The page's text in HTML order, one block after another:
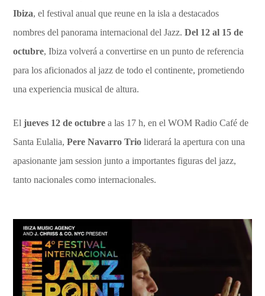
Ibiza, el festival anual que reune en la isla a destacados
nombres del panorama internacional del Jazz.Del 12 al 15 de
octubre, Ibiza volverá a convertirse en un punto de referencia
para los aficionados al jazz de todo el continente, prometiendo
una experiencia musical de altura.
Eljueves 12 de octubre a las 17 h, en el WOM Radio Café de
Santa Eulalia,Pere Navarro Trio liderará la apertura con una
apasionante jam session junto a importantes figuras del jazz,
tanto nacionales como internacionales.